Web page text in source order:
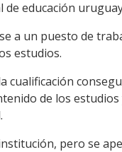
de educación
a un puesto de
estudios.
de los
pero se